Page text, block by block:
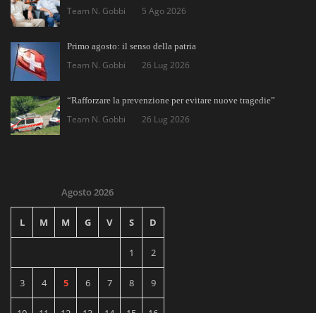
Team N. Gobbi 5 Ago 2026
Primo agosto: il senso della patria
Team N. Gobbi 26 Lug 2026
“Rafforzare la prevenzione per evitare nuove tragedie”
Team N. Gobbi 26 Lug 2026
Agosto 2026
L M M G V S D
1 2
3 4 5 6 7 8 9